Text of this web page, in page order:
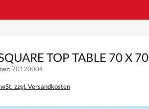
TOP TABLE 70 X 70
70120004
zzgl. Versandkosten